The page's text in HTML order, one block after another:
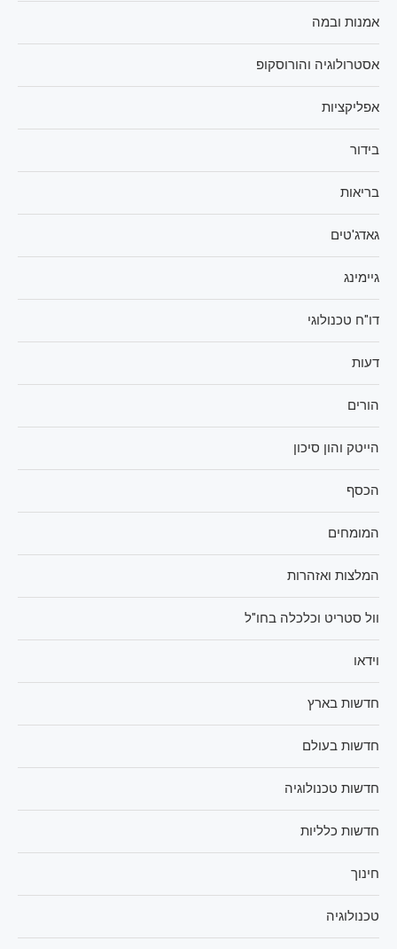
אמנות ובמה
אסטרולוגיה והורוסקופ
אפליקציות
בידור
בריאות
גאדג'טים
גיימינג
דו"ח טכנולוגי
דעות
הורים
הייטק והון סיכון
הכסף
המומחים
המלצות ואזהרות
וול סטריט וכלכלה בחו"ל
וידאו
חדשות בארץ
חדשות בעולם
חדשות טכנולוגיה
חדשות כלליות
חינוך
טכנולוגיה